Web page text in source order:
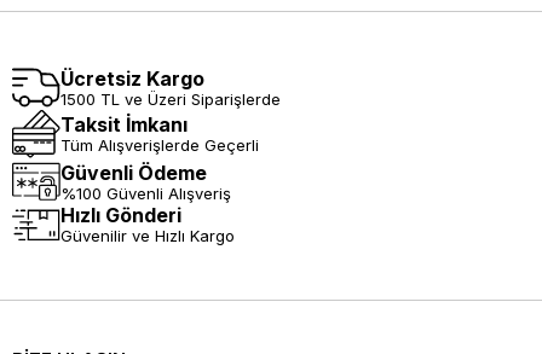
Ücretsiz Kargo
1500 TL ve Üzeri Siparişlerde
Taksit İmkanı
Tüm Alışverişlerde Geçerli
Güvenli Ödeme
%100 Güvenli Alışveriş
Hızlı Gönderi
Güvenilir ve Hızlı Kargo